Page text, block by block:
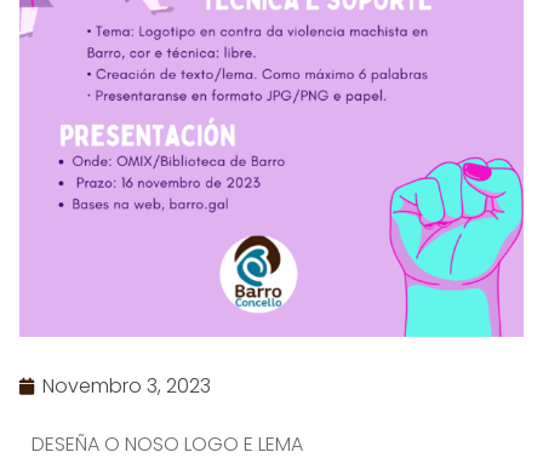
Novembro 3, 2023
DESEÑA O NOSO LOGO E LEMA